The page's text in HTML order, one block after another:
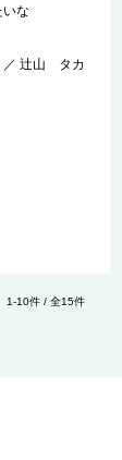
な
しぎ
／辻山 タカ
1-10件 / 全15件